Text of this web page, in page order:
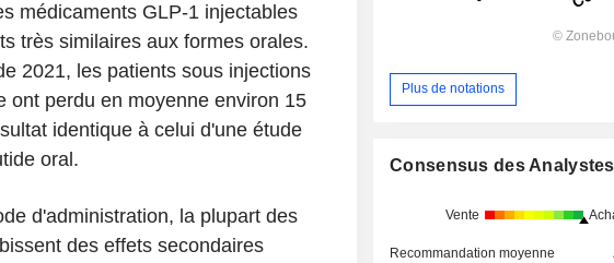
médicaments GLP-1 injectables
très similaires aux formes orales.
2021, les patients sous injections
ont perdu en moyenne environ 15
identique à celui d'une étude
oral.
d'administration, la plupart des
des effets secondaires
Plus de notations
Consensus des Analystes
Vente
Recommandation moyenne